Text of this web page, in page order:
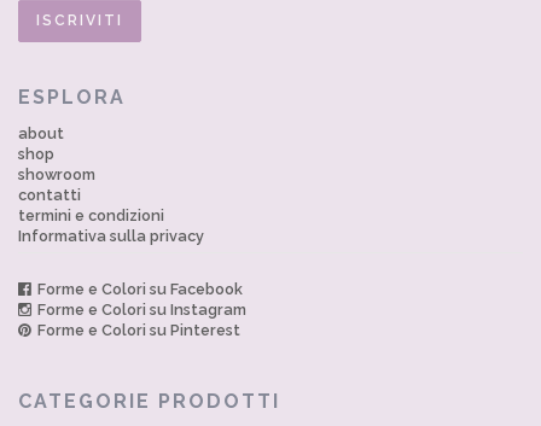
ESPLORA
about
shop
showroom
contatti
termini e condizioni
Informativa sulla privacy
Forme e Colori su Facebook
Forme e Colori su Instagram
Forme e Colori su Pinterest
CATEGORIE PRODOTTI